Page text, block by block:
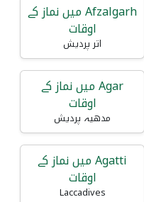
Afzalgarh میں نماز کے
اوقات
اتر پردیش
Agar میں نماز کے
اوقات
مدھیہ پردیش
Agatti میں نماز کے
اوقات
Laccadives